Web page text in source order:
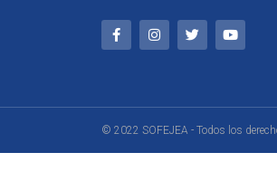
© 2022 SOFEJEA - Todos los